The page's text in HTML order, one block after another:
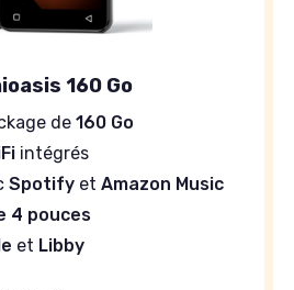
160 Go
de 160 Go
intégrés
Spotify et Amazon Music
4 pouces
et Libby